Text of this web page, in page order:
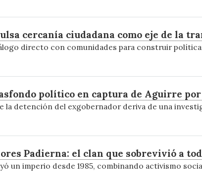
cercanía ciudadana como eje de la
directo con comunidades para construir
político en captura de Aguirre
la detención del exgobernador deriva de una
Padierna: el clan que sobrevivió a
un imperio desde 1985, combinando activismo